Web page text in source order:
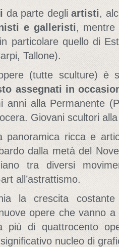
da parte degliartisti,
e galleristi, mentre
particolare quello di
Tallone).
(tutte sculture) è
assegnati in
anni alla Permanente
Giovani scultori
panoramica ricca e
dalla metà del
tra diversi
all’astrattismo.
la crescita
opere che vanno
più di quattrocento
nucleo di